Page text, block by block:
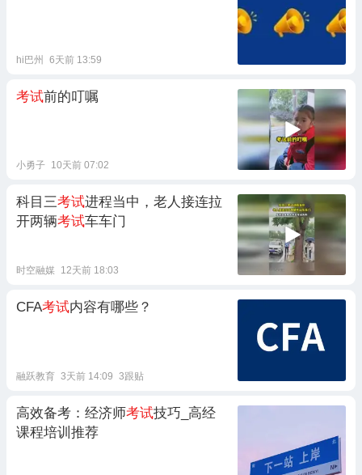
hi巴州 6天前 13:59
考试前的叮嘱
小勇子 10天前 07:02
科目三考试进程当中，老人接连拉
开两辆考试车车门
时空融媒 12天前 18:03
CFA考试内容有哪些？
融跃教育 3天前 14:09 3跟贴
高效备考：经济师考试技巧_高经
课程培训推荐